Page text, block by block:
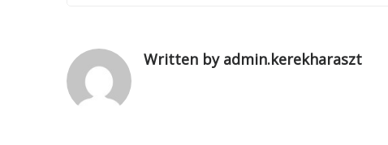
Written by admin.kerekharaszt